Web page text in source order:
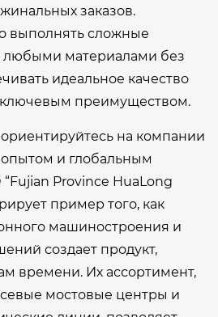
заказов.
выполнять сложные
любыми материалами без
идеальное качество
ключевым преимуществом.
на компании
и глобальным
Province HuaLong
пример того, как
машиностроения и
создает продукт,
времени. Их ассортимент,
мостовые центры и